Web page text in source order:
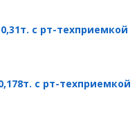
с рт-техприемкой
с рт-техприемкой